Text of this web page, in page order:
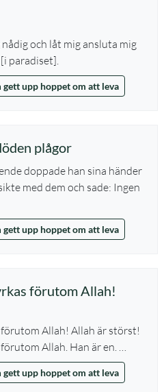
och låt mig ansluta mig
paradiset].
upp hoppet om att leva
plågor
med dem och sade: Ingen
upp hoppet om att leva
förutom Allah!
Allah! Allah är störst!
Allah. Han är en. …
upp hoppet om att leva